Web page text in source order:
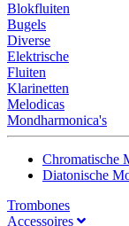
Blokfluiten
Bugels
Diverse
Elektrische
Fluiten
Klarinetten
Melodicas
Mondharmonica's
Chromatische
Diatonische
Trombones
Accessoires